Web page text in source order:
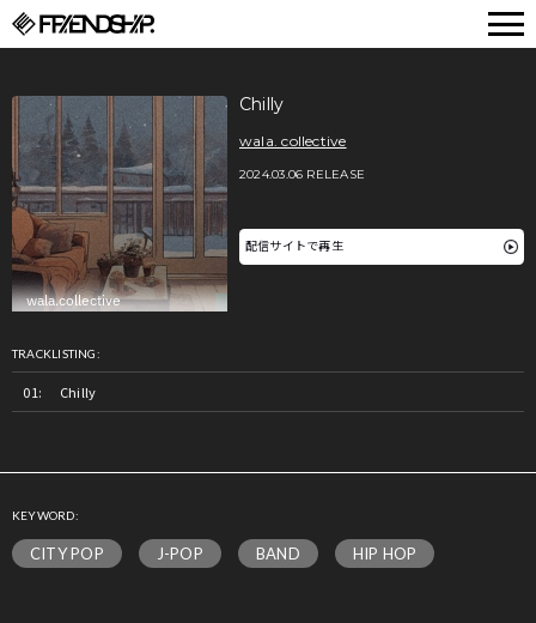
Chilly
wala. collective
2024.03.06 RELEASE
配信サイトで再生
TRACKLISTING:
Chilly
KEYWORD:
CITY POP J-POP BAND HIP HOP